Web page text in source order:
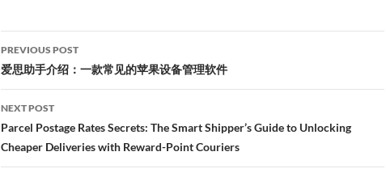
Post
navigation
PREVIOUS POST
爱思助手介绍：一款常见的苹果设备管理软件
NEXT POST
Parcel Postage Rates Secrets: The Smart Shipper’s Guide to Unlocking
Cheaper Deliveries with Reward-Point Couriers